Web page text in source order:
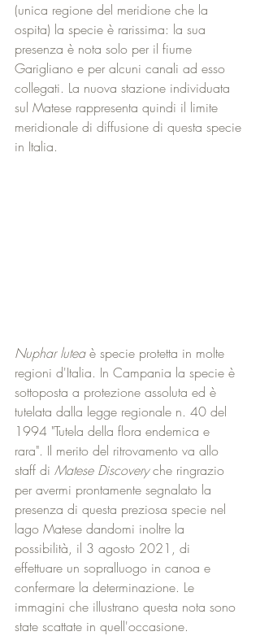
(unica regione del meridione che la
ospita) la specie è rarissima: la sua
presenza è nota solo per il fiume
Garigliano e per alcuni canali ad esso
collegati. La nuova stazione individuata
sul Matese rappresenta quindi il limite
meridionale di diffusione di questa specie
in Italia.
Nuphar lutea è specie protetta in molte
regioni d'Italia. In Campania la specie è
sottoposta a protezione assoluta ed è
tutelata dalla legge regionale n. 40 del
1994 "Tutela della flora endemica e
rara". Il merito del ritrovamento va allo
staff di Matese Discovery che ringrazio
per avermi prontamente segnalato la
presenza di questa preziosa specie nel
lago Matese dandomi inoltre la
possibilità, il 3 agosto 2021, di
effettuare un sopralluogo in canoa e
confermare la determinazione. Le
immagini che illustrano questa nota sono
state scattate in quell'occasione.